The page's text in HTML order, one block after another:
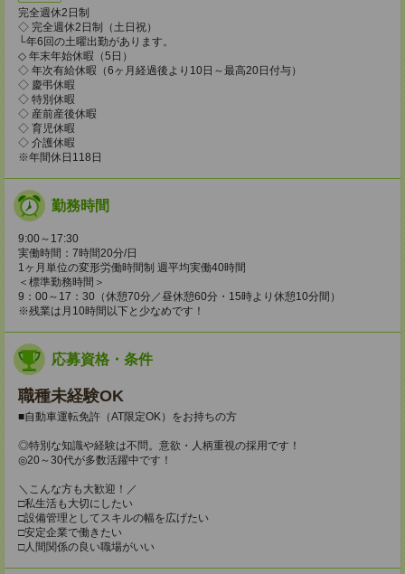
完全週休2日制
◇ 完全週休2日制（土日祝）
└年6回の土曜出勤があります。
◇ 年末年始休暇（5日）
◇ 年次有給休暇（6ヶ月経過後より10日～最高20日付与）
◇ 慶弔休暇
◇ 特別休暇
◇ 産前産後休暇
◇ 育児休暇
◇ 介護休暇
※年間休日118日
勤務時間
9:00～17:30
実働時間：7時間20分/日
1ヶ月単位の変形労働時間制 週平均実働40時間
＜標準勤務時間＞
9：00～17：30（休憩70分／昼休憩60分・15時より休憩10分間）
※残業は月10時間以下と少なめです！
応募資格・条件
職種未経験OK
■自動車運転免許（AT限定OK）をお持ちの方
◎特別な知識や経験は不問。意欲・人柄重視の採用です！
◎20～30代が多数活躍中です！
＼こんな方も大歓迎！／
□私生活も大切にしたい
□設備管理としてスキルの幅を広げたい
□安定企業で働きたい
□人間関係の良い職場がいい